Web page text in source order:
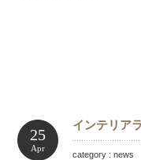
25
Apr
インテリア
category :